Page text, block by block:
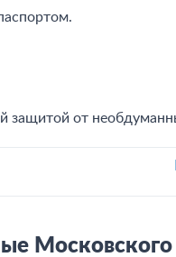
защитой от